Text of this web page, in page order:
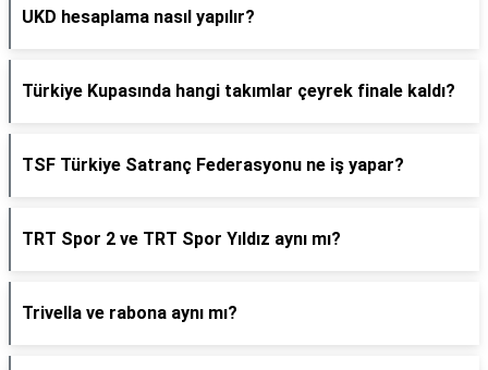
UKD hesaplama nasıl yapılır?
Türkiye Kupasında hangi takımlar çeyrek finale kaldı?
TSF Türkiye Satranç Federasyonu ne iş yapar?
TRT Spor 2 ve TRT Spor Yıldız aynı mı?
Trivella ve rabona aynı mı?